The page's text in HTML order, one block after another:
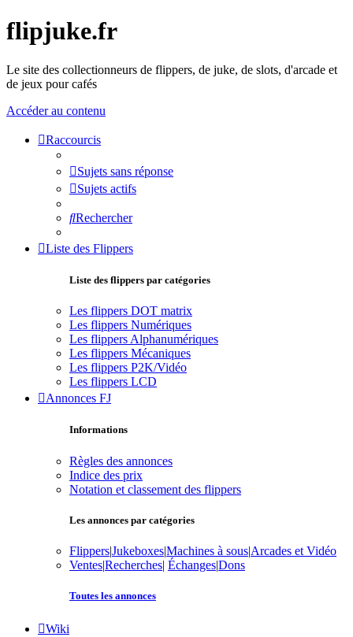
flipjuke.fr
Le site des collectionneurs de flippers, de juke, de slots, d'arcade et
de jeux pour cafés
Accéder au contenu
Raccourcis
Sujets sans réponse
Sujets actifs
Rechercher
Liste des Flippers
Liste des flippers par catégories
Les flippers DOT matrix
Les flippers Numériques
Les flippers Alphanumériques
Les flippers Mécaniques
Les flippers P2K/Vidéo
Les flippers LCD
Annonces FJ
Informations
Règles des annonces
Indice des prix
Notation et classement des flippers
Les annonces par catégories
Flippers|Jukeboxes|Machines à sous|Arcades et Vidéo
Ventes|Recherches| Échanges|Dons
Toutes les annonces
Wiki